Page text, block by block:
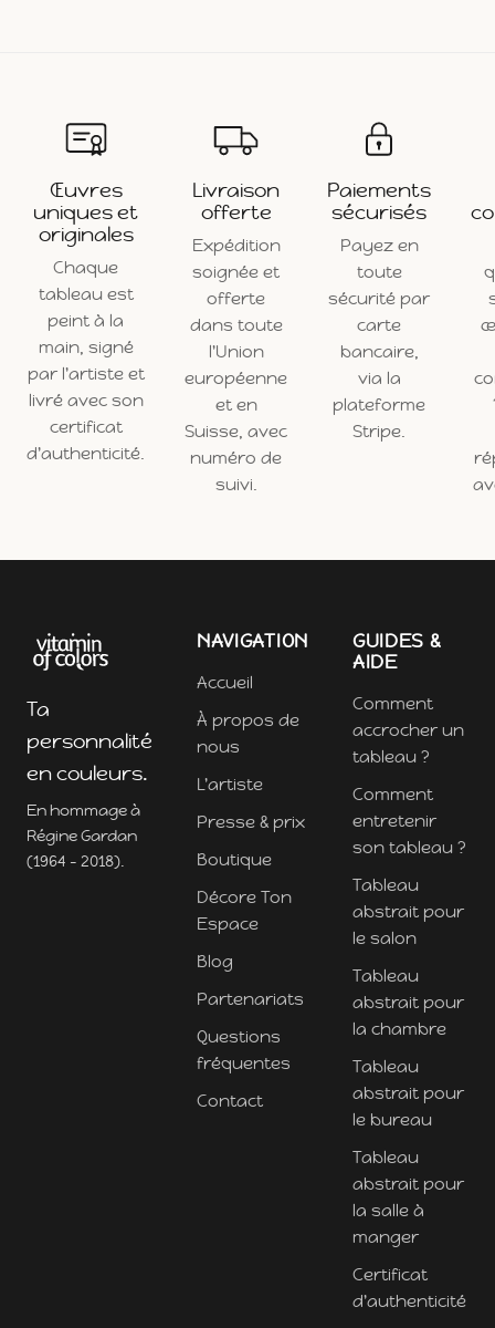
Œuvres
uniques et
originales
Chaque
tableau est
peint à la
main, signé
par l'artiste et
livré avec son
certificat
d'authenticité.
Livraison
offerte
Expédition
soignée et
offerte
dans toute
l'Union
européenne
et en
Suisse, avec
numéro de
suivi.
Paiements
sécurisés
Payez en
toute
sécurité par
carte
bancaire,
via la
plateforme
Stripe.
Ta
personnalité
en couleurs.
En hommage à
Régine Gardan
(1964 - 2018).
NAVIGATION
Accueil
À propos de
nous
L'artiste
Presse & prix
Boutique
Décore Ton
Espace
Blog
Partenariats
Questions
fréquentes
Contact
GUIDES &
AIDE
Comment
accrocher un
tableau ?
Comment
entretenir
son tableau ?
Tableau
abstrait pour
le salon
Tableau
abstrait pour
la chambre
Tableau
abstrait pour
le bureau
Tableau
abstrait pour
la salle à
manger
Certificat
d'authenticité